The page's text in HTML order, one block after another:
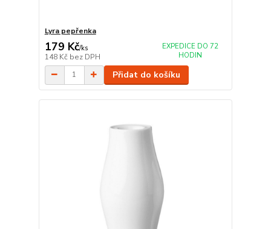
Lyra pepřenka
179 Kč/ks
148 Kč bez DPH
EXPEDICE DO 72
HODIN
Přidat do košíku